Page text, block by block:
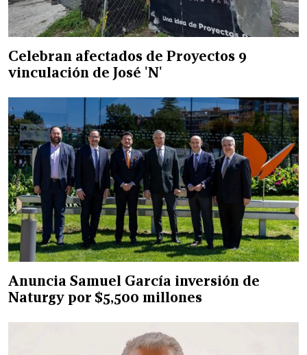
Celebran afectados de Proyectos 9
vinculación de José 'N'
Anuncia Samuel García inversión de
Naturgy por $5,500 millones